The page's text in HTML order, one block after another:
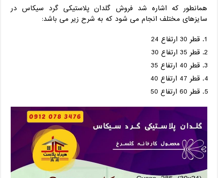
همانطور که اشاره شد فروش گلدان پلاستیکی گرد سیکاس در
سایزهای مختلف انجام می شود که به شرح زیر می باشد:
قطر 30 ارتفاع 24
قطر 35 ارتفاع 30
قطر 40 ارتفاع 35
قطر 47 ارتفاع 40
قطر 60 ارتفاع 50